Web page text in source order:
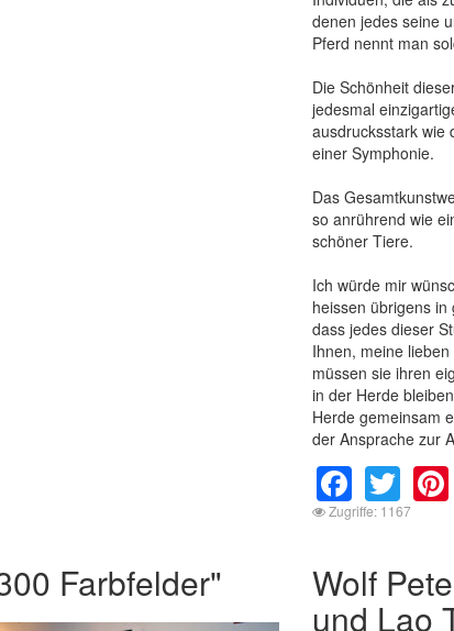
denen jedes seine
Pferd nennt man
Die Schönheit
jedesmal
ausdrucksstark wie
einer Symphonie.
Das
so anrührend wie
schöner Tiere.
Ich würde mir
heissen übrigens in
dass jedes dieser
Ihnen, meine
müssen sie ihren
in der Herde
Herde gemeinsam
der Ansprache zur
Zugriffe: 1167
Farbfelder" Wolf
und Lao